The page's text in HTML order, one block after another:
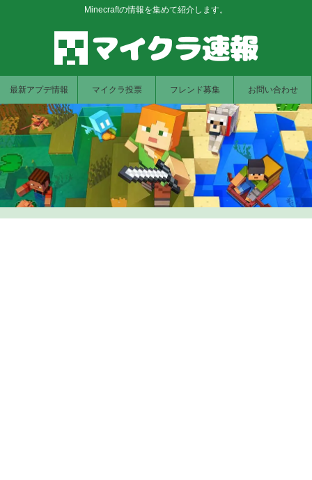
Minecraftの情報を集めて紹介します。
最新アプデ情報 マイクラ投票 フレンド募集 お問い合わせ